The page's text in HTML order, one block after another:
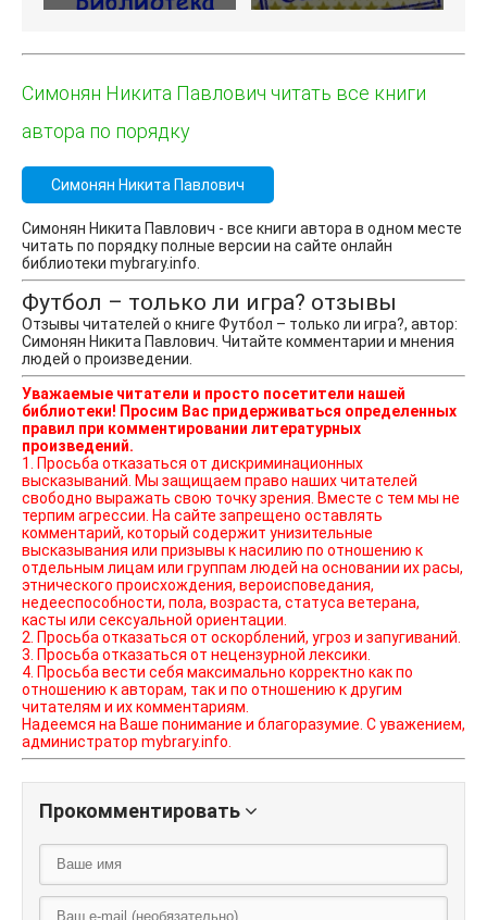
Симонян Никита Павлович читать все книги
автора по порядку
Симонян Никита Павлович
Симонян Никита Павлович - все книги автора в одном месте
читать по порядку полные версии на сайте онлайн
библиотеки mybrary.info.
Футбол – только ли игра? отзывы
Отзывы читателей о книге Футбол – только ли игра?, автор:
Симонян Никита Павлович. Читайте комментарии и мнения
людей о произведении.
Уважаемые читатели и просто посетители нашей
библиотеки! Просим Вас придерживаться определенных
правил при комментировании литературных
произведений.
1. Просьба отказаться от дискриминационных
высказываний. Мы защищаем право наших читателей
свободно выражать свою точку зрения. Вместе с тем мы не
терпим агрессии. На сайте запрещено оставлять
комментарий, который содержит унизительные
высказывания или призывы к насилию по отношению к
отдельным лицам или группам людей на основании их расы,
этнического происхождения, вероисповедания,
недееспособности, пола, возраста, статуса ветерана,
касты или сексуальной ориентации.
2. Просьба отказаться от оскорблений, угроз и запугиваний.
3. Просьба отказаться от нецензурной лексики.
4. Просьба вести себя максимально корректно как по
отношению к авторам, так и по отношению к другим
читателям и их комментариям.
Надеемся на Ваше понимание и благоразумие. С уважением,
администратор mybrary.info.
Прокомментировать